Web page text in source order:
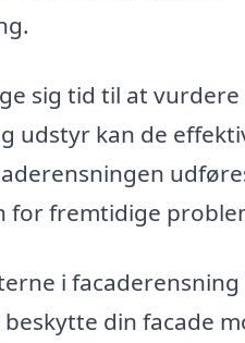
sig tid til at
udstyr kan de
for fremtidige
i
din facade